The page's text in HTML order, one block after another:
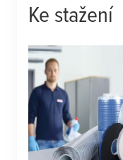
Ke stažení